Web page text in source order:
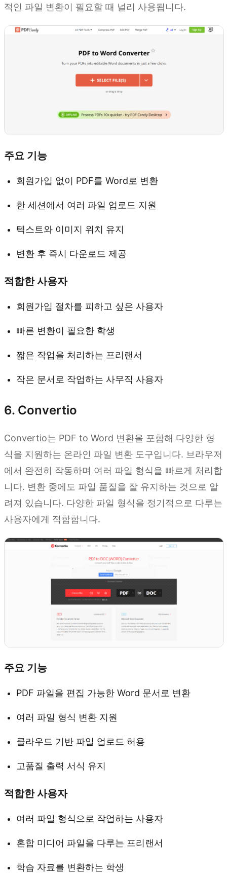
적인 파일 변환이 필요할 때 널리 사용됩니다.
주요 기능
회원가입 없이 PDF를 Word로 변환
한 세션에서 여러 파일 업로드 지원
텍스트와 이미지 위치 유지
변환 후 즉시 다운로드 제공
적합한 사용자
회원가입 절차를 피하고 싶은 사용자
빠른 변환이 필요한 학생
짧은 작업을 처리하는 프리랜서
작은 문서로 작업하는 사무직 사용자
6. Convertio
Convertio는 PDF to Word 변환을 포함해 다양한 형
식을 지원하는 온라인 파일 변환 도구입니다. 브라우저
에서 완전히 작동하며 여러 파일 형식을 빠르게 처리합
니다. 변환 중에도 파일 품질을 잘 유지하는 것으로 알
려져 있습니다. 다양한 파일 형식을 정기적으로 다루는
사용자에게 적합합니다.
주요 기능
PDF 파일을 편집 가능한 Word 문서로 변환
여러 파일 형식 변환 지원
클라우드 기반 파일 업로드 허용
고품질 출력 서식 유지
적합한 사용자
여러 파일 형식으로 작업하는 사용자
혼합 미디어 파일을 다루는 프리랜서
학습 자료를 변환하는 학생